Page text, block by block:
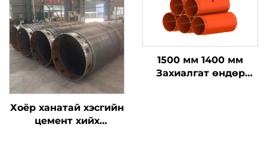
дэгдэх хэсгүүд
Хоёр ханатай хэсгийн
цемент хийх
1500 мм 1400 мм
Захиалгат өндөр